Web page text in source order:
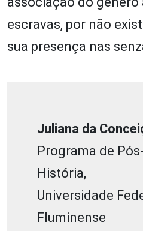
escravas, por não
sua presença nas
Juliana da
Programa de
História,
Universidade
Fluminense